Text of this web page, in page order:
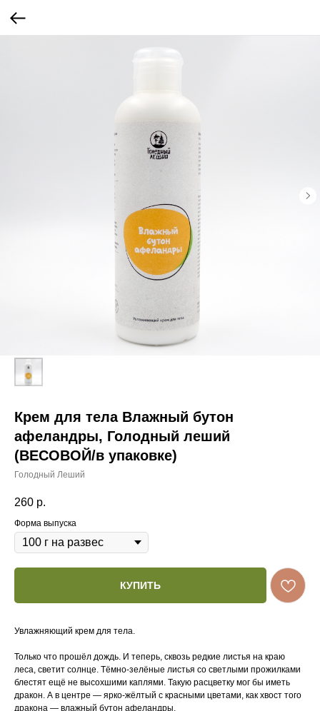
Крем для тела Влажный бутон
афеландры, Голодный леший
(ВЕСОВОЙ/в упаковке)
Голодный Леший
260 р.
Форма выпуска
КУПИТЬ
Увлажняющий крем для тела.
Только что прошёл дождь. И теперь, сквозь редкие листья на краю
леса, светит солнце. Тёмно-зелёные листья со светлыми прожилками
блестят ещё не высохшими каплями. Такую расцветку мог бы иметь
дракон. А в центре — ярко-жёлтый с красными цветами, как хвост того
дракона — влажный бутон афеландры.